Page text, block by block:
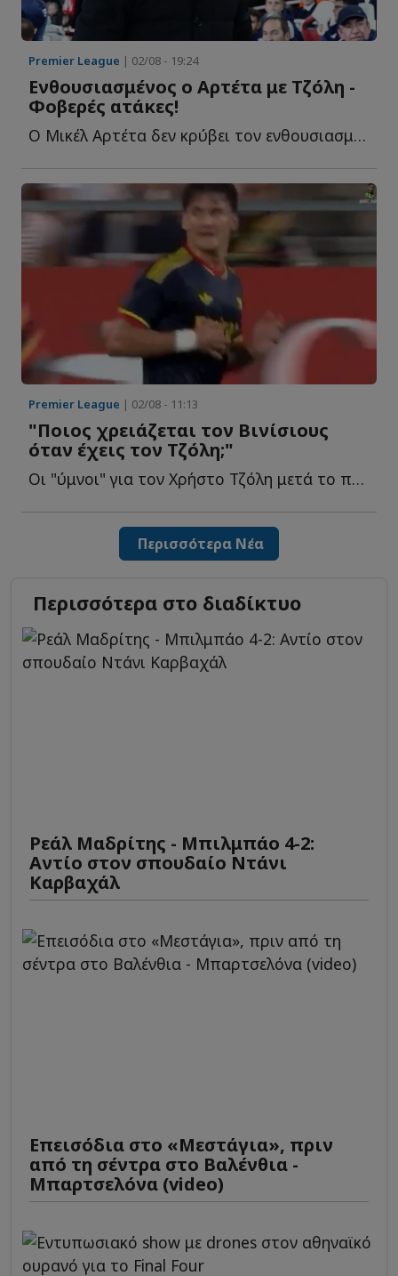
Premier League | 02/08 - 19:24
Ενθουσιασμένος ο Αρτέτα με Τζόλη -
Φοβερές ατάκες!
Ο Μικέλ Αρτέτα δεν κρύβει τον ενθουσιασμό του για το τ...
Premier League | 02/08 - 11:13
"Ποιος χρειάζεται τον Βινίσιους
όταν έχεις τον Τζόλη;"
Οι "ύμνοι" για τον Χρήστο Τζόλη μετά το πρώτο του γκολ σ...
Περισσότερα Νέα
Περισσότερα στο διαδίκτυο
Ρεάλ Μαδρίτης - Μπιλμπάο 4-2:
Αντίο στον σπουδαίο Ντάνι
Καρβαχάλ
Επεισόδια στο «Μεστάγια», πριν
από τη σέντρα στο Βαλένθια -
Μπαρτσελόνα (video)